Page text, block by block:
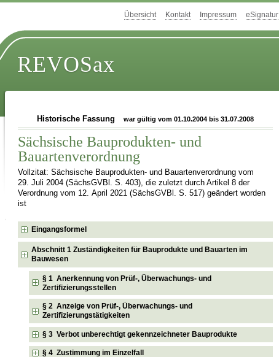
Übersicht Kontakt Impressum eSignatur
REVOSax
Historische Fassung war gültig vom 01.10.2004 bis 31.07.2008
Sächsische Bauprodukten- und
Bauartenverordnung
Vollzitat: Sächsische Bauprodukten- und Bauartenverordnung vom
29. Juli 2004 (SächsGVBl. S. 403), die zuletzt durch Artikel 8 der
Verordnung vom 12. April 2021 (SächsGVBl. S. 517) geändert worden
ist
Eingangsformel
Abschnitt 1 Zuständigkeiten für Bauprodukte und Bauarten im
Bauwesen
§ 1 Anerkennung von Prüf-, Überwachungs- und
Zertifizierungsstellen
§ 2 Anzeige von Prüf-, Überwachungs- und
Zertifizierungstätigkeiten
§ 3 Verbot unberechtigt gekennzeichneter Bauprodukte
§ 4 Zustimmung im Einzelfall